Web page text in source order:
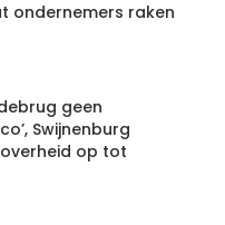
ondernemers raken
geen
Swijnenburg
op tot